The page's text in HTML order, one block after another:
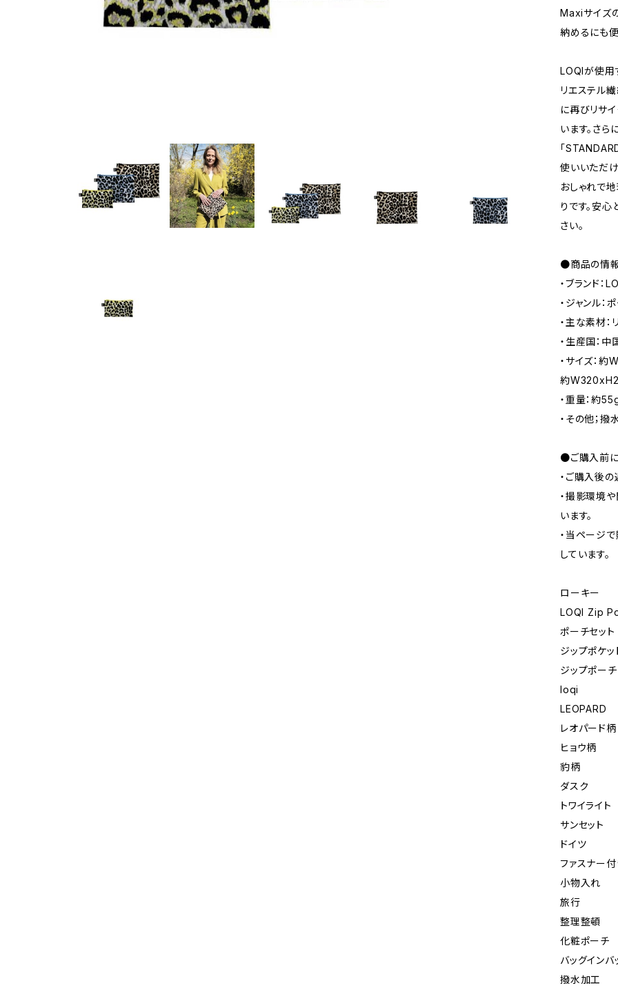
Maxiサイズ
納めるにも
LOQIが使用
リエステル
に再びリサ
います。さ
「
使いいただけ
おしゃれで
りです。安
さい。
●商品の情
・ブランド：
・ジャンル：
・主な素材
・生産国：中
・サイズ：
約
・重量：約
・その他；撥
●ご購入前
・ご購入後
・撮影環境
います。
・当ページ
しています。
ローキー
LOQI Zip
ポーチセット
ジップポケッ
ジップポーチ
loqi
LEOPARD
レオパード柄
ヒョウ柄
豹柄
ダスク
トワイライト
サンセット
ドイツ
ファスナー付
小物入れ
旅行
整理整頓
化粧ポーチ
バッグインバ
撥水加工